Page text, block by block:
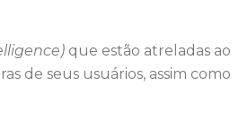
que estão atreladas ao
de seus usuários, assim como